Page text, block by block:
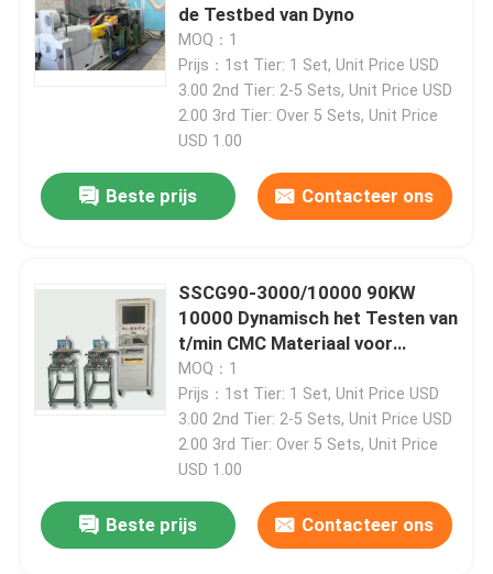
Hoge snelheidsdynamometer
De Dynamometer van de motortest
De Dynamometer van de motortest
AC Dynamometer
Dynamische Proefbank
de Testbed van Dyno
MOQ：1
Prijs：1st Tier: 1 Set, Unit Price USD
3.00 2nd Tier: 2-5 Sets, Unit Price USD
2.00 3rd Tier: Over 5 Sets, Unit Price
USD 1.00
Beste prijs Contacteer ons
SSCG90-3000/10000 90KW
10000 Dynamisch het Testen van
t/min CMC Materiaal voor
Voertuigmotor
MOQ：1
Prijs：1st Tier: 1 Set, Unit Price USD
3.00 2nd Tier: 2-5 Sets, Unit Price USD
2.00 3rd Tier: Over 5 Sets, Unit Price
USD 1.00
Beste prijs Contacteer ons